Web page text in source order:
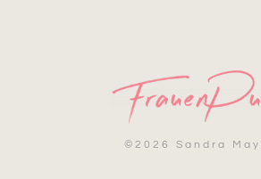
© 2026 Sandra